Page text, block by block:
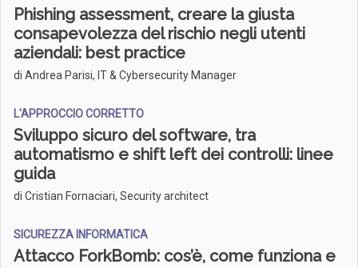
Phishing assessment, creare la giusta
consapevolezza del rischio negli utenti
aziendali: best practice
di Andrea Parisi, IT & Cybersecurity Manager
L'APPROCCIO CORRETTO
Sviluppo sicuro del software, tra
automatismo e shift left dei controlli: linee
guida
di Cristian Fornaciari, Security architect
SICUREZZA INFORMATICA
Attacco ForkBomb: cos’è, come funziona e